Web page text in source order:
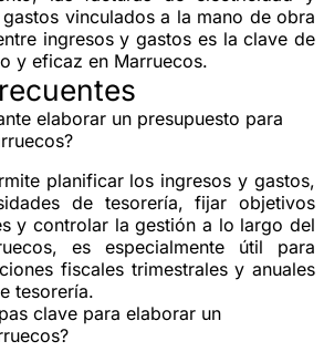
vinculados a la mano de obra
ingresos y gastos es la clave de
y eficaz en Marruecos.
elaborar un presupuesto para
planificar los ingresos y gastos,
de tesorería, fijar objetivos
y controlar la gestión a lo largo del
es especialmente útil para
fiscales trimestrales y anuales
tesorería.
clave para elaborar un